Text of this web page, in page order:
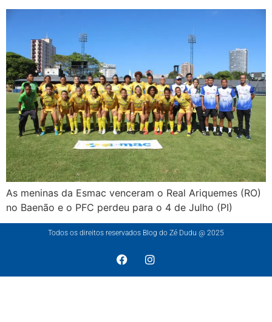
As meninas da Esmac venceram o Real Ariquemes (RO)
no Baenão e o PFC perdeu para o 4 de Julho (PI)
Todos os direitos reservados Blog do Zé Dudu @ 2025